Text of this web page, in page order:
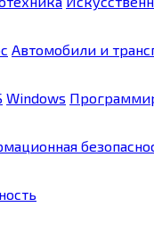
Автомобили и
Windows